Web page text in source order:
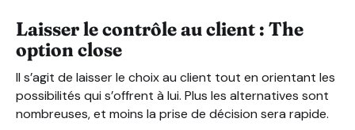
Laisser le contrôle au client : The
option close
Il s’agit de laisser le choix au client tout en orientant les
possibilités qui s’offrent à lui. Plus les alternatives sont
nombreuses, et moins la prise de décision sera rapide.